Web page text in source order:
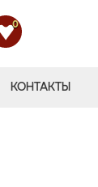
0
КОНТАКТЫ